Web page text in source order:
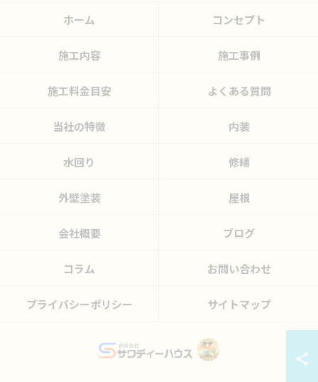
ホーム コンセプト
施工内容 施工事例
施工料金目安 よくある質問
当社の特徴 内装
水回り 修繕
外壁塗装 屋根
会社概要 ブログ
コラム お問い合わせ
プライバシーポリシー サイトマップ